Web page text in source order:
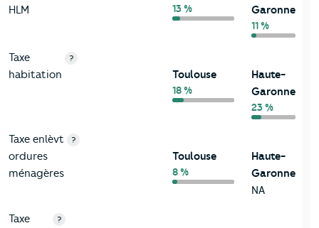
HLM
13 %
Garonne
11 %
Taxe
habitation
?
Toulouse
18 %
Haute-
Garonne
23 %
Taxe enlèvt
ordures
ménagères
?
Toulouse
8 %
Haute-
Garonne
NA
Taxe
?